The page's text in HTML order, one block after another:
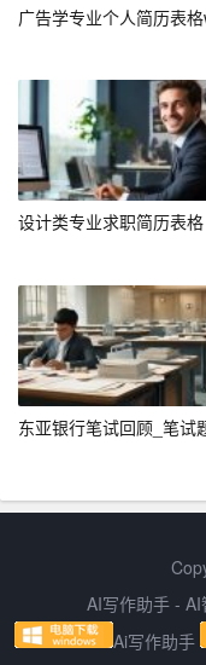
1. 使用项目符号突出
3. 采用数据、成果等
4. 使用关键词，如“团
展示你的核心素质。
1. 确保信息真实：履
大或虚构。
2. 注意排版：保持整
力。
4. 定期更新：随着
保其反映最新的职业
广告学专业个人简历表
设计类专业求职简历表格
东亚银行笔试回顾_笔试
AI写作助手 -
Ai写作助手